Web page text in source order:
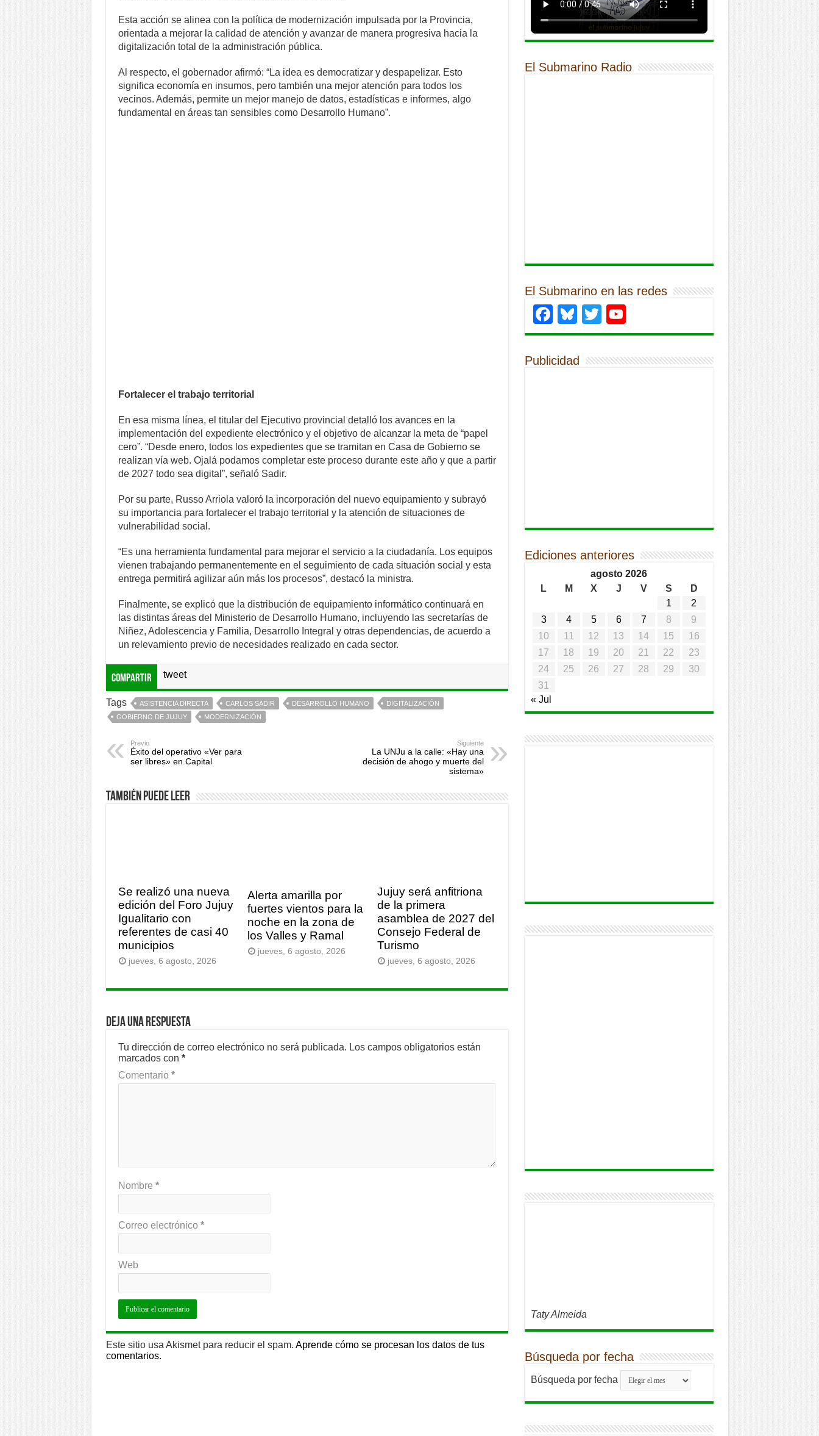
Esta acción se alinea con la política de modernización impulsada por la Provincia,
orientada a mejorar la calidad de atención y avanzar de manera progresiva hacia la
digitalización total de la administración pública.
Al respecto, el gobernador afirmó: “La idea es democratizar y despapelizar. Esto
significa economía en insumos, pero también una mejor atención para todos los
vecinos. Además, permite un mejor manejo de datos, estadísticas e informes, algo
fundamental en áreas tan sensibles como Desarrollo Humano”.
Fortalecer el trabajo territorial
En esa misma línea, el titular del Ejecutivo provincial detalló los avances en la
implementación del expediente electrónico y el objetivo de alcanzar la meta de “papel
cero”. “Desde enero, todos los expedientes que se tramitan en Casa de Gobierno se
realizan vía web. Ojalá podamos completar este proceso durante este año y que a partir
de 2027 todo sea digital”, señaló Sadir.
Por su parte, Russo Arriola valoró la incorporación del nuevo equipamiento y subrayó
su importancia para fortalecer el trabajo territorial y la atención de situaciones de
vulnerabilidad social.
“Es una herramienta fundamental para mejorar el servicio a la ciudadanía. Los equipos
vienen trabajando permanentemente en el seguimiento de cada situación social y esta
entrega permitirá agilizar aún más los procesos”, destacó la ministra.
Finalmente, se explicó que la distribución de equipamiento informático continuará en
las distintas áreas del Ministerio de Desarrollo Humano, incluyendo las secretarías de
Niñez, Adolescencia y Familia, Desarrollo Integral y otras dependencias, de acuerdo a
un relevamiento previo de necesidades realizado en cada sector.
Compartir tweet
Tags ASISTENCIA DIRECTA CARLOS SADIR DESARROLLO HUMANO
DIGITALIZACIÓN
GOBIERNO DE JUJUY
MODERNIZACIÓN
Previo
Éxito del operativo «Ver para
ser libres» en Capital
Siguiente
La UNJu a la calle: «Hay una
decisión de ahogo y muerte del
sistema»
También puede leer
Se realizó una nueva
edición del Foro Jujuy
Igualitario con
referentes de casi 40
municipios
jueves, 6 agosto, 2026
Alerta amarilla por
fuertes vientos para la
noche en la zona de
los Valles y Ramal
jueves, 6 agosto, 2026
Jujuy será anfitriona
de la primera
asamblea de 2027 del
Consejo Federal de
Turismo
jueves, 6 agosto, 2026
Deja una respuesta
Tu dirección de correo electrónico no será publicada. Los campos obligatorios están
marcados con *
Comentario *
Nombre *
Correo electrónico *
Web
Este sitio usa Akismet para reducir el spam. Aprende cómo se procesan los datos de tus
comentarios.
El Submarino Radio
El Submarino en las redes
Facebook
Bluesky
Twitter
Publicidad
Ediciones anteriores
agosto 2026
L
M X J V S
D
1
2
3
4 5 6 7 8
9
10
11 12 13 14 15
16
17
18 19 20 21 22
23
24
25 26 27 28 29
30
31
« Jul
Taty Almeida
Búsqueda por fecha
Búsqueda por fecha